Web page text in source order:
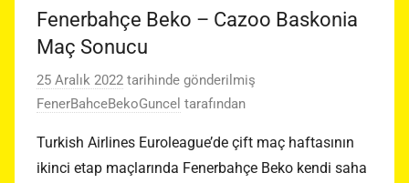
Fenerbahçe Beko – Cazoo Baskonia
Maç Sonucu
25 Aralık 2022 tarihinde gönderilmiş
FenerBahceBekoGuncel tarafından
Turkish Airlines Euroleague’de çift maç haftasının
ikinci etap maçlarında Fenerbahçe Beko kendi saha